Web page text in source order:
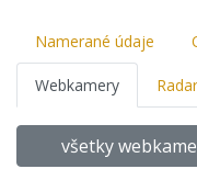
Namerané údaje
Webkamery
všetky